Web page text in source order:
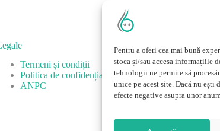
Pentru a oferi cea mai bună
stoca și/sau accesa informațiile
tehnologii ne permite să
unice pe acest site. Dacă nu
efecte negative asupra unor
Termeni și condiții
Politica de confidențialitate
ANPC
luni,
13:00 –
marți,